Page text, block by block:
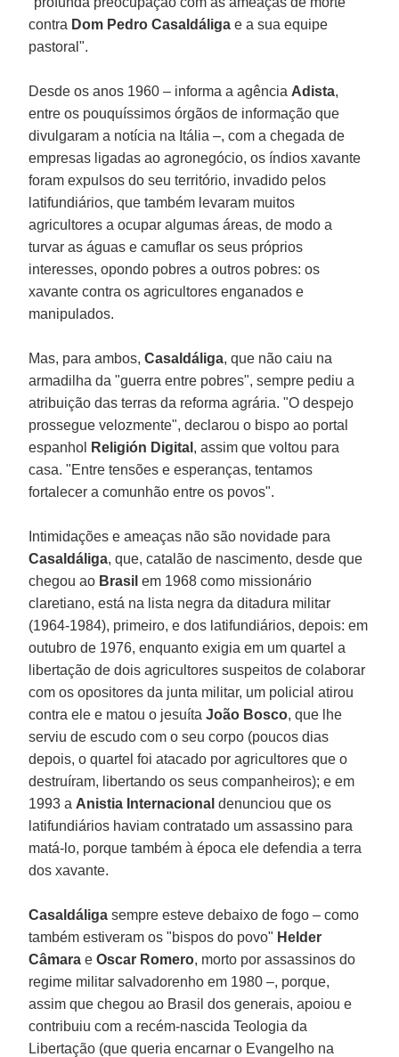
contra Dom Pedro Casaldáligae a sua equipe
pastoral".
Desde os anos 1960 – informa a agência Adista,
entre os pouquíssimos órgãos de informação que
divulgaram a notícia na Itália –, com a chegada de
empresas ligadas ao agronegócio, os índios xavante
foram expulsos do seu território, invadido pelos
latifundiários, que também levaram muitos
agricultores a ocupar algumas áreas, de modo a
turvar as águas e camuflar os seus próprios
interesses, opondo pobres a outros pobres: os
xavante contra os agricultores enganados e
manipulados.
Mas, para ambos,Casaldáliga, que não caiu na
armadilha da "guerra entre pobres", sempre pediu a
atribuição das terras da reforma agrária. "O despejo
prossegue velozmente", declarou o bispo ao portal
espanhol
Religión Digital , assim que voltou para
casa. "Entre tensões e esperanças, tentamos
fortalecer a comunhão entre os povos".
Intimidações e ameaças não são novidade para
Casaldáliga, que, catalão de nascimento, desde que
chegou ao Brasilem 1968 como missionário
claretiano, está na lista negra da ditadura militar
(1964-1984), primeiro, e dos latifundiários, depois: em
outubro de 1976, enquanto exigia em um quartel a
libertação de dois agricultores suspeitos de colaborar
com os opositores da junta militar, um policial atirou
contra ele e matou o jesuítaJoão Bosco, que lhe
serviu de escudo com o seu corpo (poucos dias
depois, o quartel foi atacado por agricultores que o
destruíram, libertando os seus companheiros); e em
1993 a Anistia Internacionaldenunciou que os
latifundiários haviam contratado um assassino para
matá-lo, porque também à época ele defendia a terra
dos xavante.
Casaldáligasempre esteve debaixo de fogo – como
também estiveram os "bispos do povo" Helder
CâmaraeOscar Romero, morto por assassinos do
regime militar salvadorenho em 1980 –, porque,
assim que chegou ao Brasil dos generais, apoiou e
contribuiu com a recém-nascida Teologia da
Libertação (que queria encarnar o Evangelho na